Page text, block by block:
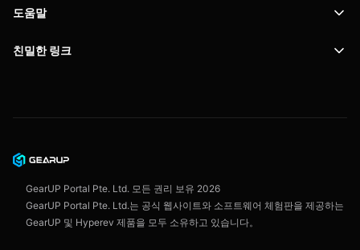
도움말
지원
이용 약관
친밀한 링크
GearUP Portal Pte. Ltd. 모든 권리 보유 2026
GearUP Portal Pte. Ltd.는 공식 웹사이트와 소프트웨어 체험판을 제공하는
GearUP 및 Hyperev 제품을 모두 소유하고 있습니다。